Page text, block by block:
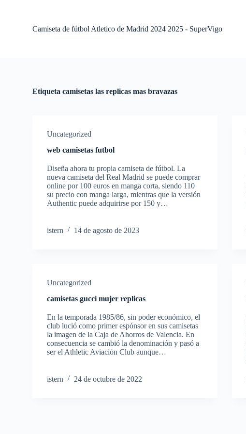
Camiseta de fútbol Atletico de Madrid 2024 2025 - SuperVigo
Etiqueta camisetas las replicas mas bravazas
Uncategorized
web camisetas futbol
Diseña ahora tu propia camiseta de fútbol. La
nueva camiseta del Real Madrid se puede comprar
online por 100 euros en manga corta, siendo 110
su precio con manga larga, mientras que la versión
Authentic puede adquirirse por 150 y…
istern 14 de agosto de 2023
Uncategorized
camisetas gucci mujer replicas
En la temporada 1985/86, sin poder económico, el
club lució como primer espónsor en sus camisetas
la imagen de la Caja de Ahorros de Valencia. En
consecuencia se cambió la denominación y pasó a
ser el Athletic Aviación Club aunque…
istern 24 de octubre de 2022